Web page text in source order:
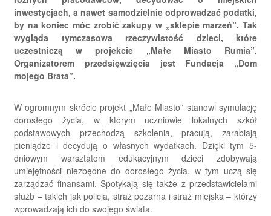
inwestycjach, a nawet samodzielnie odprowadzać podatki,
by na koniec móc zrobić zakupy w „sklepie marzeń”. Tak
wygląda tymczasowa rzeczywistość dzieci, które
uczestniczą w projekcie „Małe Miasto Rumia”.
Organizatorem przedsięwzięcia jest Fundacja „Dom
mojego Brata”.
W ogromnym skrócie projekt „Małe Miasto” stanowi symulację
dorosłego życia, w którym uczniowie lokalnych szkół
podstawowych przechodzą szkolenia, pracują, zarabiają
pieniądze i decydują o własnych wydatkach. Dzięki tym 5-
dniowym warsztatom edukacyjnym dzieci zdobywają
umiejętności niezbędne do dorosłego życia, w tym uczą się
zarządzać finansami. Spotykają się także z przedstawicielami
służb – takich jak policja, straż pożarna i straż miejska – którzy
wprowadzają ich do swojego świata.